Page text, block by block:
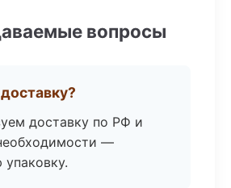
вопросы
доставку по РФ и
—
упаковку.